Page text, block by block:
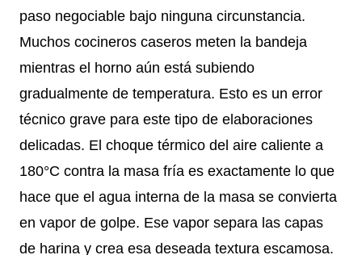
paso negociable bajo ninguna circunstancia.
Muchos cocineros caseros meten la bandeja
mientras el horno aún está subiendo
gradualmente de temperatura. Esto es un error
técnico grave para este tipo de elaboraciones
delicadas. El choque térmico del aire caliente a
180°C contra la masa fría es exactamente lo que
hace que el agua interna de la masa se convierta
en vapor de golpe. Ese vapor separa las capas
de harina y crea esa deseada textura escamosa.